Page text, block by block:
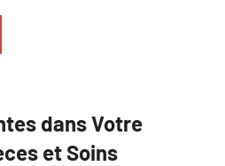
dans Votre
et Soins